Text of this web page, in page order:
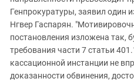
Генпрокуратуры, заявил один
Нгвер Гаспарян.
постановления изложена так,
требования части 7 статьи
кассационной инстанции не
доказанности обвинения,